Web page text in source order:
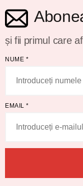
și fii primul care
NUME *
EMAIL *